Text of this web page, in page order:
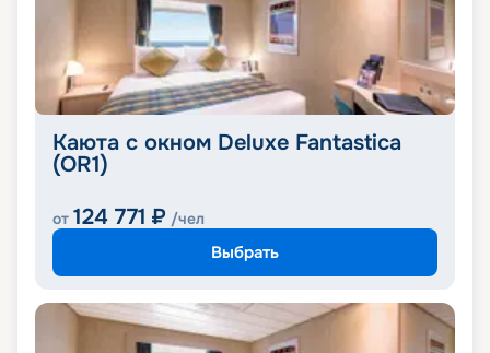
Каюта с окном Deluxe Fantastica
(OR1)
от 124 771 ₽ /чел
Выбрать